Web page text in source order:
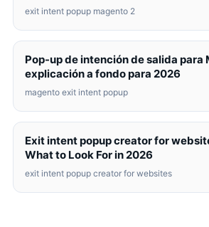
exit intent popup magento 2
Pop-up de intención de salida para
explicación a fondo para 2026
magento exit intent popup
Exit intent popup creator for
What to Look For in 2026
exit intent popup creator for websites